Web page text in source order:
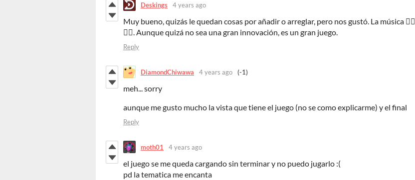
Deskings 4 years ago
Muy bueno, quizás le quedan cosas por añadir o arreglar, pero nos gustó. La música 👌🏻
👌🏻. Aunque quizá no sea una gran innovación, es un gran juego.
Reply
DiamondChiwawa 4 years ago (-1)
meh... sorry
aunque me gusto mucho la vista que tiene el juego (no se como explicarme) y el final
Reply
moth01 4 years ago
el juego se me queda cargando sin terminar y no puedo jugarlo :(
pd la tematica me encanta